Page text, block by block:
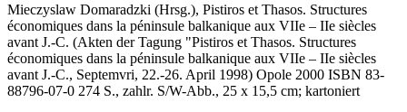
Mieczyslaw Domaradzki (Hrsg.), Pistiros et Thasos. Structures
économiques dans la péninsule balkanique aux VIIe – IIe siècles
avant J.-C. (Akten der Tagung "Pistiros et Thasos. Structures
économiques dans la péninsule balkanique aux VIIe – IIe siècles
avant J.-C., Septemvri, 22.-26. April 1998) Opole 2000 ISBN 83-
88796-07-0 274 S., zahlr. S/W-Abb., 25 x 15,5 cm; kartoniert